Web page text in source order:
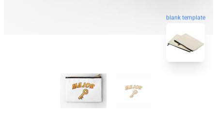
blank template